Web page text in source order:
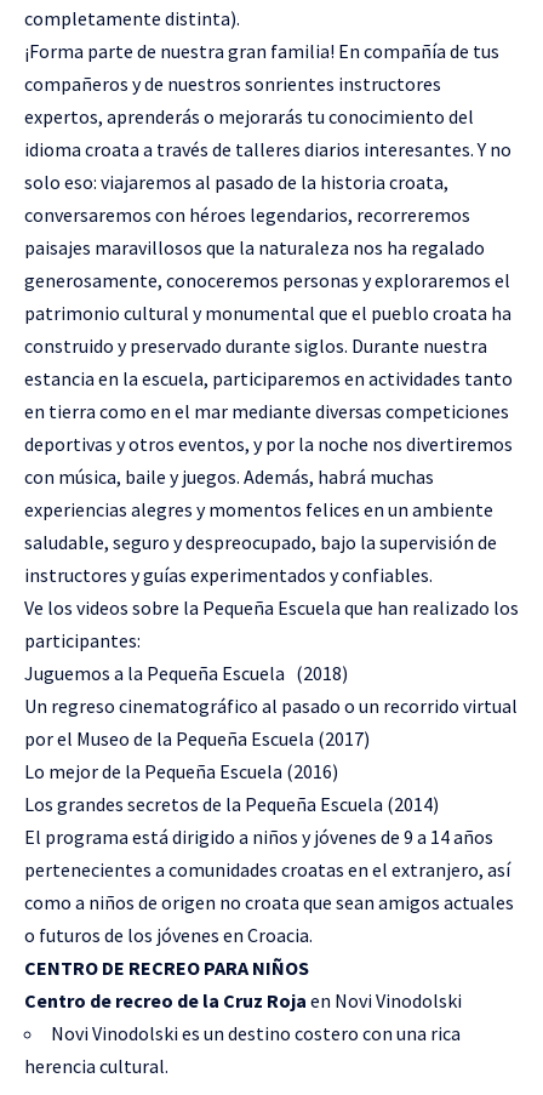
completamente distinta).
¡Forma parte de nuestra gran familia! En compañía de tus
compañeros y de nuestros sonrientes instructores
expertos, aprenderás o mejorarás tu conocimiento del
idioma croata a través de talleres diarios interesantes. Y no
solo eso: viajaremos al pasado de la historia croata,
conversaremos con héroes legendarios, recorreremos
paisajes maravillosos que la naturaleza nos ha regalado
generosamente, conoceremos personas y exploraremos el
patrimonio cultural y monumental que el pueblo croata ha
construido y preservado durante siglos. Durante nuestra
estancia en la escuela, participaremos en actividades tanto
en tierra como en el mar mediante diversas competiciones
deportivas y otros eventos, y por la noche nos divertiremos
con música, baile y juegos. Además, habrá muchas
experiencias alegres y momentos felices en un ambiente
saludable, seguro y despreocupado, bajo la supervisión de
instructores y guías experimentados y confiables.
Ve los videos sobre la Pequeña Escuela que han realizado los
participantes:
Juguemos a la Pequeña Escuela (2018)
Un regreso cinematográfico al pasado o un recorrido virtual
por el Museo de la Pequeña Escuela (2017)
Lo mejor de la Pequeña Escuela (2016)
Los grandes secretos de la Pequeña Escuela (2014)
El programa está dirigido a niños y jóvenes de 9 a 14 años
pertenecientes a comunidades croatas en el extranjero, así
como a niños de origen no croata que sean amigos actuales
o futuros de los jóvenes en Croacia.
CENTRO DE RECREO PARA NIÑOS
Centro de recreo de la Cruz Roja en Novi Vinodolski
Novi Vinodolski es un destino costero con una rica
herencia cultural.